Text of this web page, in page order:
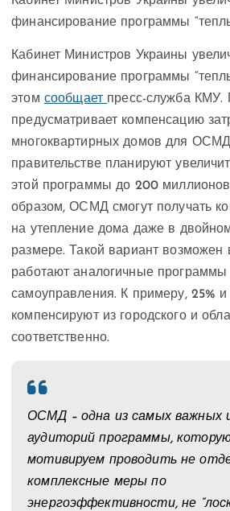
финансирование программы
Кабинет Министров Украины
финансирование программы
этом сообщает пресс-служба КМУ.
предусматривает компенсацию
многоквартирных домов для
правительстве планируют
этой программы до 200
образом, ОСМД смогут получать
на утепление дома даже в
размере. Такой вариант возможен
работают аналогичные
самоуправления. К примеру, 25% и
компенсируют из городского и
соответственно.
ОСМД – одна из самых важных
аудиторий программы,
мотивируем проводить не
комплексные меры по
энергоэффективности, не